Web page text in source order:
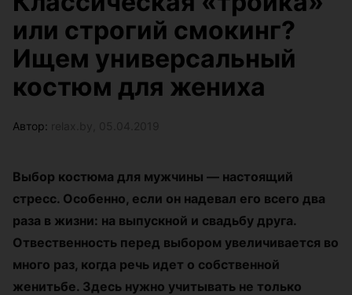
или строгий смокинг?
Ищем универсальный
костюм для жениха
Автор:
Выбор костюма для мужчины — настоящий
стресс. Особенно, если он надевал его всего два
раза в жизни: на выпускной и свадьбу друга.
Отвественность перед выбором увеличивается во
много раз, когда речь идет о собственной
женитьбе. Здесь нужно учитывать не только